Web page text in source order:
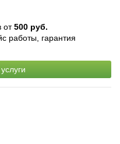
от500 руб.
работы, гарантия